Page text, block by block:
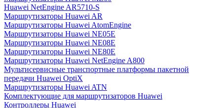
Huawei NetEngine AR5710-S
Маршрутизаторы Huawei AR
Маршрутизаторы Huawei AtomEngine
Маршрутизаторы Huawei NE05E
Маршрутизаторы Huawei NE08E
Маршрутизаторы Huawei NE80E
Маршрутизаторы Huawei NetEngine A800
Мультисервисные транспортные платформы пакетной
передачи Huawei OptiX
Маршрутизаторы Huawei ATN
Комплектующие для маршрутизаторов Huawei
Контроллеры Huawei